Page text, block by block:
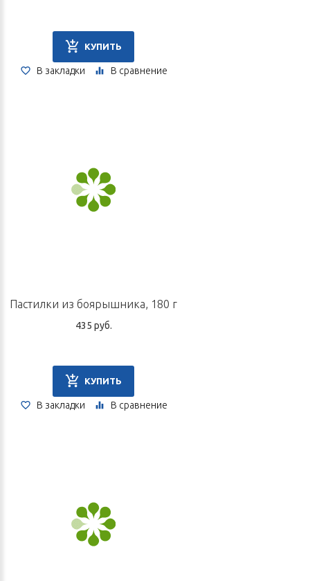
КУПИТЬ
В закладки В сравнение
Пастилки из боярышника, 180 г
435 руб.
КУПИТЬ
В закладки В сравнение